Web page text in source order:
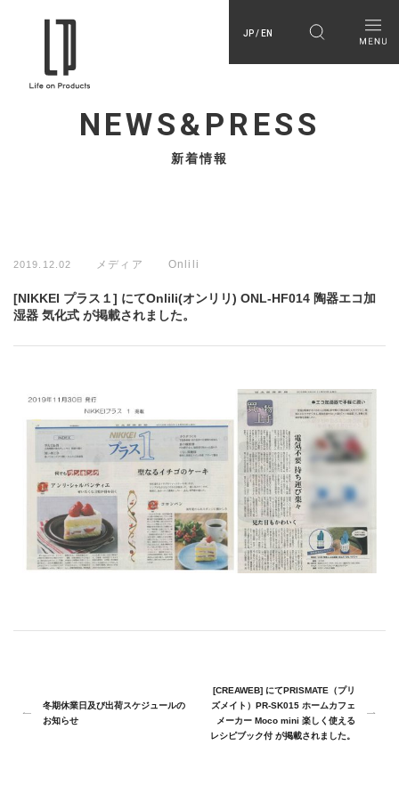
JP / EN
NEWS&PRESS
新着情報
2019.12.02 メディア Onlili
[NIKKEI プラス１] にてOnlili(オンリリ) ONL-HF014 陶器エコ加
湿器 気化式 が掲載されました。
冬期休業日及び出荷スケジュールの
お知らせ
[CREAWEB] にてPRISMATE（プリ
ズメイト）PR-SK015 ホームカフェ
メーカー Moco mini 楽しく使える
レシピブック付 が掲載されました。